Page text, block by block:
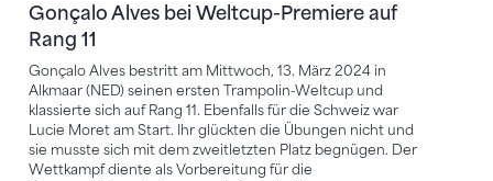
Gonçalo Alves bei Weltcup-Premiere auf
Rang 11
Gonçalo Alves bestritt am Mittwoch, 13. März 2024 in
Alkmaar (NED) seinen ersten Trampolin-Weltcup und
klassierte sich auf Rang 11. Ebenfalls für die Schweiz war
Lucie Moret am Start. Ihr glückten die Übungen nicht und
sie musste sich mit dem zweitletzten Platz begnügen. Der
Wettkampf diente als Vorbereitung für die